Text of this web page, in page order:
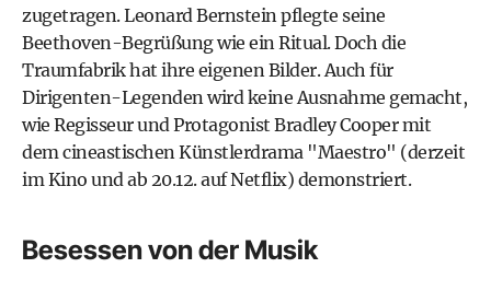
zugetragen. Leonard Bernstein pflegte seine
Beethoven-Begrüßung wie ein Ritual. Doch die
Traumfabrik hat ihre eigenen Bilder. Auch für
Dirigenten-Legenden wird keine Ausnahme gemacht,
wie Regisseur und Protagonist Bradley Cooper mit
dem cineastischen Künstlerdrama "Maestro" (derzeit
im Kino und ab 20.12. auf Netflix) demonstriert.
Besessen von der Musik